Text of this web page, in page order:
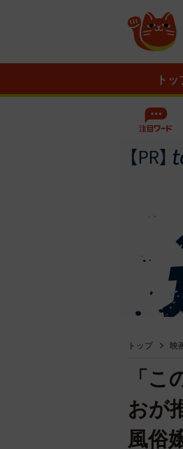
トッ
トップ 映
「
おが
風俗